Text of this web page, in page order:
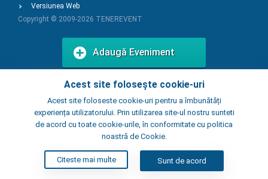
Acest site folosește cookie-uri
Acest site foloseste cookie-uri pentru a îmbunătăți
experiența utilizatorului. Prin utilizarea site-ul nostru sunteti
de acord cu toate cookie-urile, în conformitate cu politica
noastră de Cookie.
Citeste mai multe Sunt de acord
Versiunea Web
Copyright © 2009-2026 TENEREVENT
Adaugă Eveniment
Adaugă Local